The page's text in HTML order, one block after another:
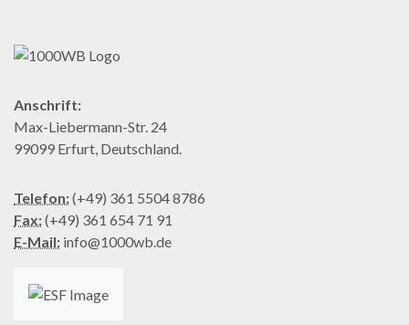
Anschrift:
Max-Liebermann-Str. 24
99099 Erfurt, Deutschland.
Telefon:(+49) 361 5504 8786
Fax:(+49) 361 654 71 91
E-Mail: info@1000wb.de